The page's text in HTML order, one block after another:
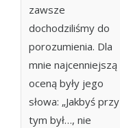
zawsze
dochodziliśmy do
porozumienia. Dla
mnie najcenniejszą
oceną były jego
słowa: „Jakbyś przy
tym był…, nie